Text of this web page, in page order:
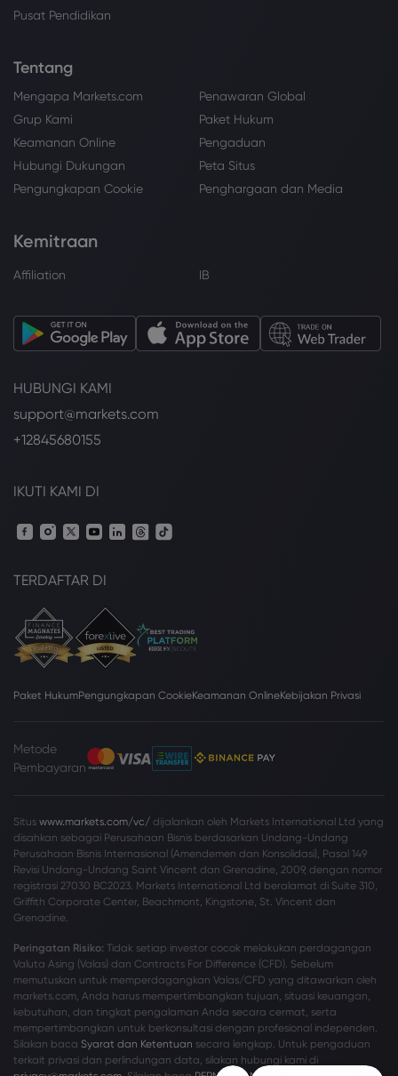
Pusat Pendidikan
Tentang
Mengapa Markets.com
Penawaran Global
Grup Kami
Paket Hukum
Keamanan Online
Pengaduan
Hubungi Dukungan
Peta Situs
Pengungkapan Cookie
Penghargaan dan Media
Kemitraan
Affiliation IB
HUBUNGI KAMI
support@markets.com
+12845680155
IKUTI KAMI DI
TERDAFTAR DI
Paket HukumPengungkapan CookieKeamanan OnlineKebijakan Privasi
Metode
Pembayaran
Situs www.markets.com/vc/ dijalankan oleh Markets International Ltd yang
disahkan sebagai Perusahaan Bisnis berdasarkan Undang-Undang
Perusahaan Bisnis Internasional (Amendemen dan Konsolidasi), Pasal 149
Revisi Undang-Undang Saint Vincent dan Grenadine, 2009, dengan nomor
registrasi 27030 BC2023. Markets International Ltd beralamat di Suite 310,
Griffith Corporate Center, Beachmont, Kingstone, St. Vincent dan
Grenadine.
Peringatan Risiko: Tidak setiap investor cocok melakukan perdagangan
Valuta Asing (Valas) dan Contracts For Difference (CFD). Sebelum
memutuskan untuk memperdagangkan Valas/CFD yang ditawarkan oleh
markets.com, Anda harus mempertimbangkan tujuan, situasi keuangan,
kebutuhan, dan tingkat pengalaman Anda secara cermat, serta
mempertimbangkan untuk berkonsultasi dengan profesional independen.
Silakan baca Syarat dan Ketentuan secara lengkap. Untuk pengaduan
terkait privasi dan perlindungan data, silakan hubungi kami di